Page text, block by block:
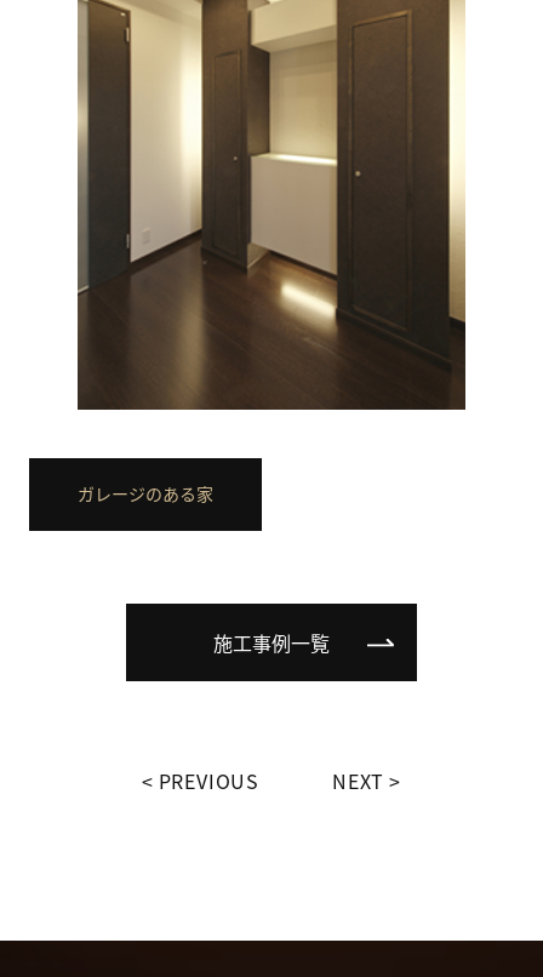
ガレージのある家
施工事例一覧
PREVIOUS NEXT